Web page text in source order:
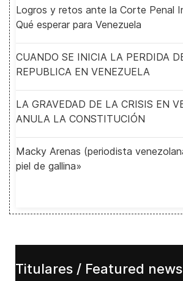
Logros y retos ante la Corte Penal
Qué esperar para Venezuela
CUANDO SE INICIA LA PERDIDA
REPUBLICA EN VENEZUELA
LA GRAVEDAD DE LA CRISIS EN
ANULA LA CONSTITUCIÓN
Macky Arenas (periodista
piel de gallina»
Titulares / Featured news